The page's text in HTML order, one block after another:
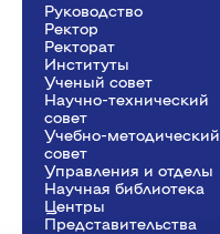
Руководство
Ректор
Рeкторат
Институты
Ученый совет
Научно-технический
совет
Учебно-методический
совет
Управления и отделы
Научная библиотека
Центры
Представительства